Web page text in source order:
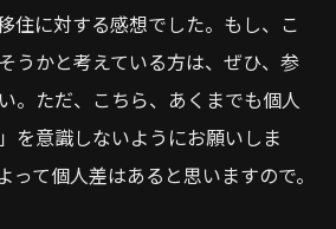
住に対する感想でした。もし、こ
うかと考えている方は、ぜひ、参
。ただ、こちら、あくまでも個人
を意識しないようにお願いしま
って個人差はあると思いますので。